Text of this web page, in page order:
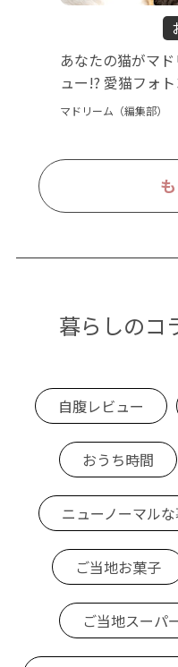
あなたの猫がマ
ュー!? 愛猫フォ
マドリーム（編集部）
暮らしのコ
自腹レビュー
おうち時間
ニューノーマル
ご当地お菓子
ご当地スーパ